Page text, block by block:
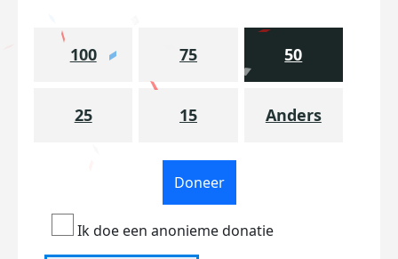
100 75 50
25 15 Anders
Doneer
Ik doe een anonieme donatie